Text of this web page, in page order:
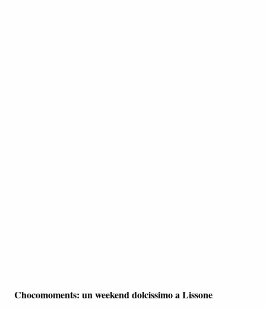
Chocomoments: un weekend dolcissimo a Lissone